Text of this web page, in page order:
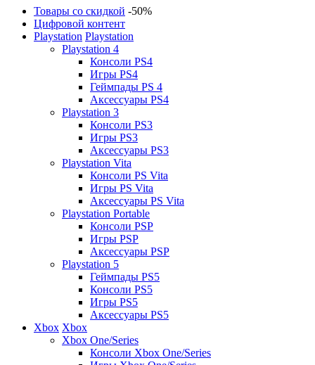
Товары со скидкой -50%
Цифровой контент
Playstation Playstation
Playstation 4
Консоли PS4
Игры PS4
Геймпады PS 4
Аксессуары PS4
Playstation 3
Консоли PS3
Игры PS3
Аксессуары PS3
Playstation Vita
Консоли PS Vita
Игры PS Vita
Аксессуары PS Vita
Playstation Portable
Консоли PSP
Игры PSP
Аксессуары PSP
Playstation 5
Геймпады PS5
Консоли PS5
Игры PS5
Аксессуары PS5
Xbox Xbox
Xbox One/Series
Консоли Xbox One/Series